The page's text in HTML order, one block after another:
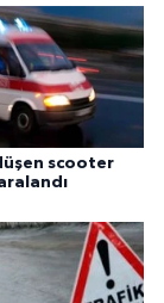
scooter